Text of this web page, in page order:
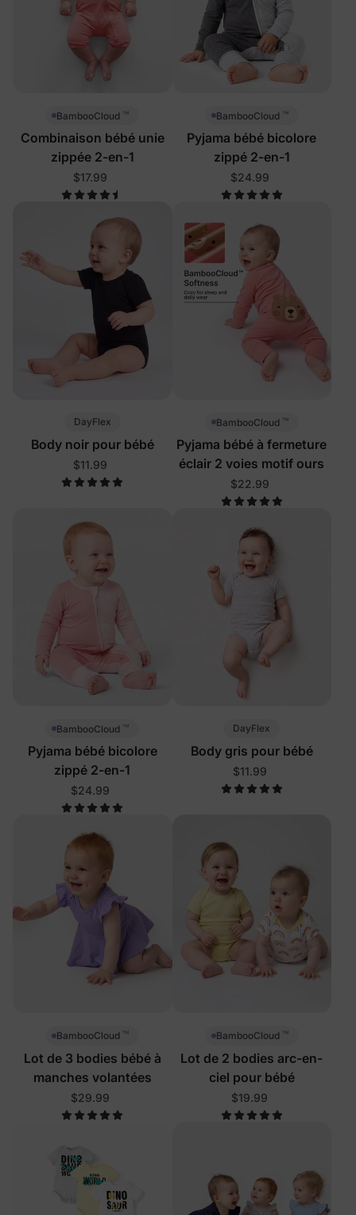
BambooCloud ™
Combinaison bébé unie
zippée 2-en-1
$17.99
BambooCloud ™
Pyjama bébé bicolore
zippé 2-en-1
$24.99
DayFlex
Body noir pour bébé
$11.99
BambooCloud ™
Pyjama bébé à fermeture
éclair 2 voies motif ours
$22.99
BambooCloud ™
Pyjama bébé bicolore
zippé 2-en-1
$24.99
DayFlex
Body gris pour bébé
$11.99
BambooCloud ™
Lot de 3 bodies bébé à
manches volantées
$29.99
BambooCloud ™
Lot de 2 bodies arc-en-
ciel pour bébé
$19.99